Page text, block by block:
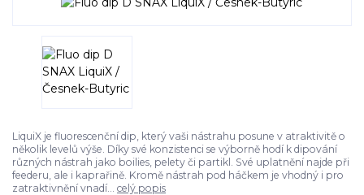
LiquiX je fluorescenční dip, který vaši nástrahu posune v atraktivitě o
několik levelů výše. Díky své konzistenci se výborně hodí k dipování
různých nástrah jako boilies, pelety či partikl. Své uplatnění najde při
feederu, ale i kaprařině. Kromě nástrah pod háčkem je vhodný i pro
zatraktivnění vnadí... celý popis